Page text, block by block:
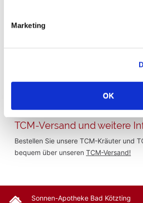
Marketing
OK
nicht kochen
empfohlene Tagesdosis:
Keine Beschreibung vorhanden.
TCM-Versand und weitere
Bestellen Sie unsere TCM-Kräuter und
bequem über unseren TCM-Versand!
Sonnen-Apotheke Bad Kötzting